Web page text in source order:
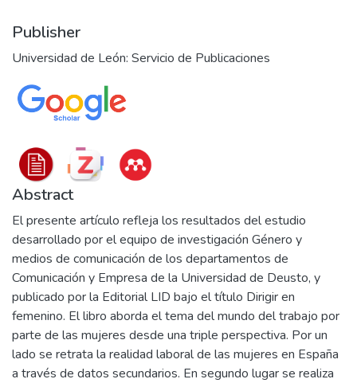
Publisher
Universidad de León: Servicio de Publicaciones
Abstract
El presente artículo refleja los resultados del estudio
desarrollado por el equipo de investigación Género y
medios de comunicación de los departamentos de
Comunicación y Empresa de la Universidad de Deusto, y
publicado por la Editorial LID bajo el título Dirigir en
femenino. El libro aborda el tema del mundo del trabajo por
parte de las mujeres desde una triple perspectiva. Por un
lado se retrata la realidad laboral de las mujeres en España
a través de datos secundarios. En segundo lugar se realiza